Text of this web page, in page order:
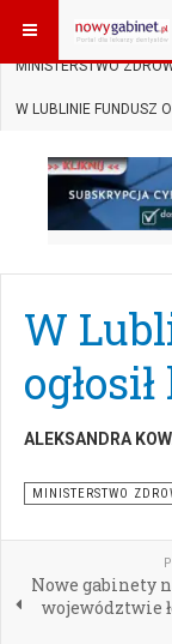
JESTEŚ TUTAJ:
MINISTERSTWO
W LUBLINIE FUNDUSZ
W
ALEKSANDRA
MINISTERSTWO
Nowe gabinety
województwie